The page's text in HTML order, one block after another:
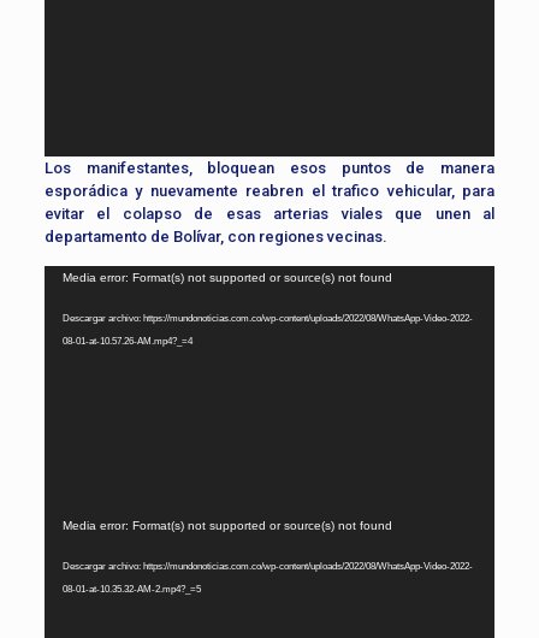
Los manifestantes, bloquean esos puntos de manera
esporádica y nuevamente reabren el trafico vehicular, para
evitar el colapso de esas arterias viales que unen al
departamento de Bolívar, con regiones vecinas.
Reproductor
vídeo
Media error: Format(s) not supported or source(s) not found
Descargar archivo: https://mundonoticias.com.co/wp-content/uploads/2022/08/WhatsApp-Video-2022-
08-01-at-10.57.26-AM.mp4?_=4
Reproductor
vídeo
Media error: Format(s) not supported or source(s) not found
Descargar archivo: https://mundonoticias.com.co/wp-content/uploads/2022/08/WhatsApp-Video-2022-
08-01-at-10.35.32-AM-2.mp4?_=5